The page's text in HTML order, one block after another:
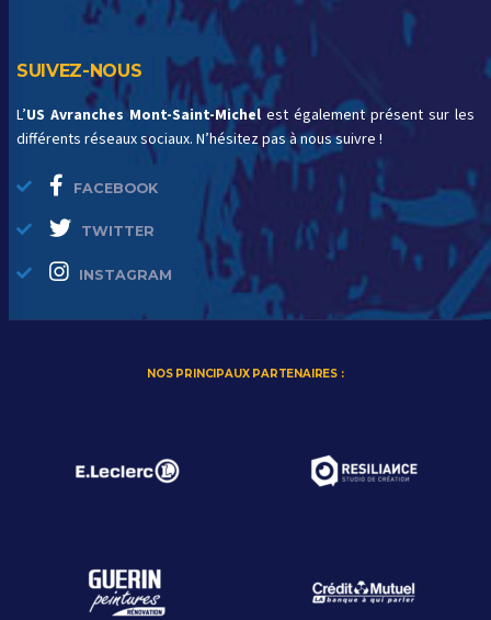
SUIVEZ-NOUS
L’US Avranches Mont-Saint-Michel est également présent sur les
différents réseaux sociaux. N’hésitez pas à nous suivre !
FACEBOOK
TWITTER
INSTAGRAM
NOS PRINCIPAUX PARTENAIRES :